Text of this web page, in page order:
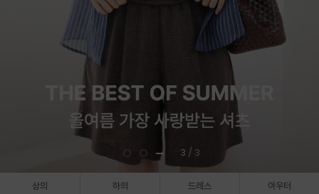
3 / 3
상의 하의 드레스 아우터